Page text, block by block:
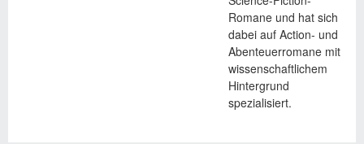
Romane und hat sich
dabei auf Action- und
Abenteuerromane mit
wissenschaftlichem
Hintergrund
spezialisiert.